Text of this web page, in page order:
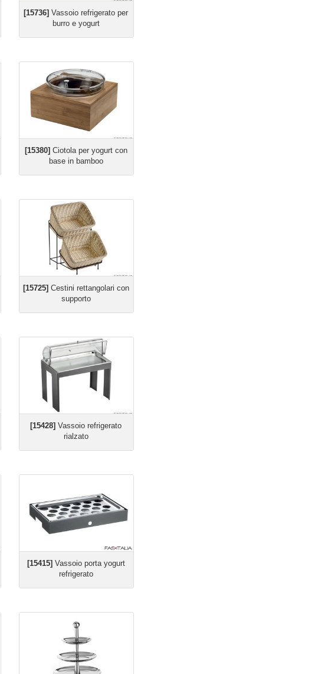
[15736] Vassoio refrigerato per
burro e yogurt
[15380] Ciotola per yogurt con
base in bamboo
[15725] Cestini rettangolari con
supporto
[15428] Vassoio refrigerato
rialzato
[15415] Vassoio porta yogurt
refrigerato